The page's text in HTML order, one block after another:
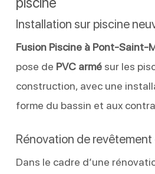
Installation sur piscine
Fusion Piscine à Pont-Saint-
pose de PVC armésur les
construction, avec une
forme du bassin et aux
Rénovation de
Dans le cadre d’une